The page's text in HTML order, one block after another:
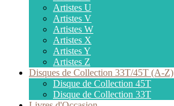
Artistes U
Artistes V
Artistes W
Artistes X
Artistes Y
Artistes Z
Disques de Collection 33T/45T (A-Z)
Disque de Collection 45T
Disque de Collection 33T